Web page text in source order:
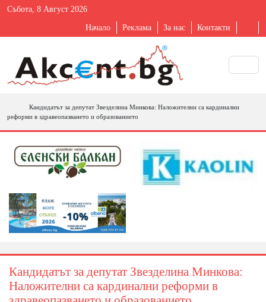
Събота, 8 Август 2026
Начало Реклама За нас Контакти
Кандидатът за депутат Звезделина Минкова: Наложителни са кардинални
реформи в здравеопазването и образованието
Кандидатът за депутат Звезделина Минкова:
Наложителни са кардинални реформи в